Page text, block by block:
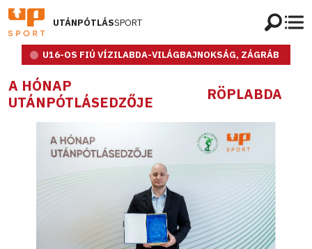
UTÁNPÓTLÁSSPORT
U16-OS FIÚ VÍZILABDA-VILÁGBAJNOKSÁG, ZÁGRÁB
A HÓNAP
UTÁNPÓTLÁSEDZŐJE
RÖPLABDA